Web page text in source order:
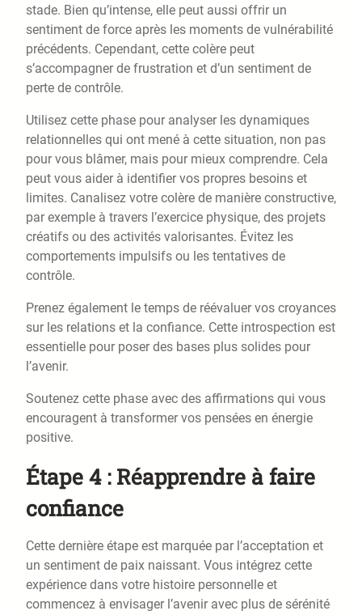
stade. Bien qu’intense, elle peut aussi offrir un
sentiment de force après les moments de vulnérabilité
précédents. Cependant, cette colère peut
s’accompagner de frustration et d’un sentiment de
perte de contrôle.
Utilisez cette phase pour analyser les dynamiques
relationnelles qui ont mené à cette situation, non pas
pour vous blâmer, mais pour mieux comprendre. Cela
peut vous aider à identifier vos propres besoins et
limites. Canalisez votre colère de manière constructive,
par exemple à travers l’exercice physique, des projets
créatifs ou des activités valorisantes. Évitez les
comportements impulsifs ou les tentatives de
contrôle.
Prenez également le temps de réévaluer vos croyances
sur les relations et la confiance. Cette introspection est
essentielle pour poser des bases plus solides pour
l’avenir.
Soutenez cette phase avec des affirmations qui vous
encouragent à transformer vos pensées en énergie
positive.
Étape 4 : Réapprendre à faire
confiance
Cette dernière étape est marquée par l’acceptation et
un sentiment de paix naissant. Vous intégrez cette
expérience dans votre histoire personnelle et
commencez à envisager l’avenir avec plus de sérénité